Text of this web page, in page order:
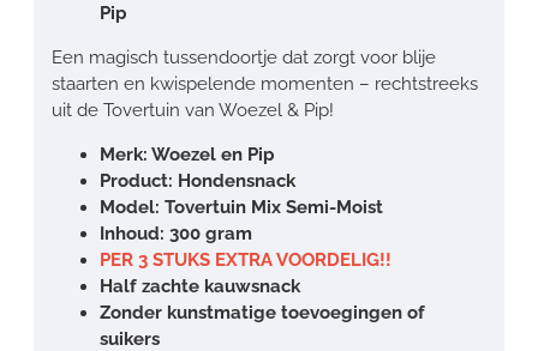
Pip
Een magisch tussendoortje dat zorgt voor blije
staarten en kwispelende momenten – rechtstreeks
uit de Tovertuin van Woezel & Pip!
Merk: Woezel en Pip
Product: Hondensnack
Model: Tovertuin Mix Semi-Moist
Inhoud: 300 gram
PER 3 STUKS EXTRA VOORDELIG!!
Half zachte kauwsnack
Zonder kunstmatige toevoegingen of
suikers